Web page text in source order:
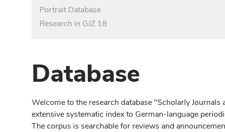
Portrait Database
Research in GJZ 18
Database
Welcome to the research database "Scholarly
extensive systematic index to German-language
The corpus is searchable for reviews and